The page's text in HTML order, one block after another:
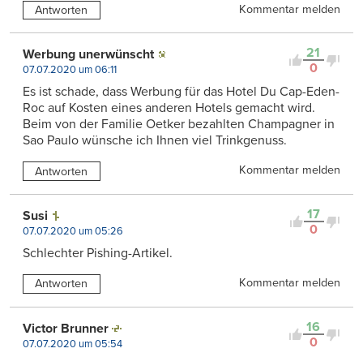
Antworten Kommentar melden
21
0
Werbung unerwünscht
07.07.2020 um 06:11
Es ist schade, dass Werbung für das Hotel Du Cap-Eden-
Roc auf Kosten eines anderen Hotels gemacht wird.
Beim von der Familie Oetker bezahlten Champagner in
Sao Paulo wünsche ich Ihnen viel Trinkgenuss.
Antworten Kommentar melden
17
0
Susi
07.07.2020 um 05:26
Schlechter Pishing-Artikel.
Antworten Kommentar melden
16
0
Victor Brunner
07.07.2020 um 05:54